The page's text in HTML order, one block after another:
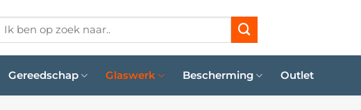
Zoeken
Gereedschap Glaswerk Bescherming Outlet